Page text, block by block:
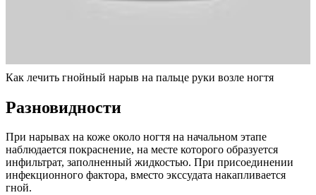
Как лечить гнойный нарыв на пальце руки возле ногтя
Разновидности
При нарывах на коже около ногтя на начальном этапе
наблюдается покраснение, на месте которого образуется
инфильтрат, заполненный жидкостью. При присоединении
инфекционного фактора, вместо экссудата накапливается
гной.